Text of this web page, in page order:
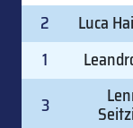
2 Luca
1
3